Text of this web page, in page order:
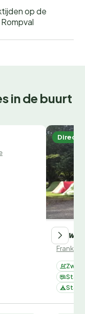
op de
in de buurt
Direct
Frankrijk